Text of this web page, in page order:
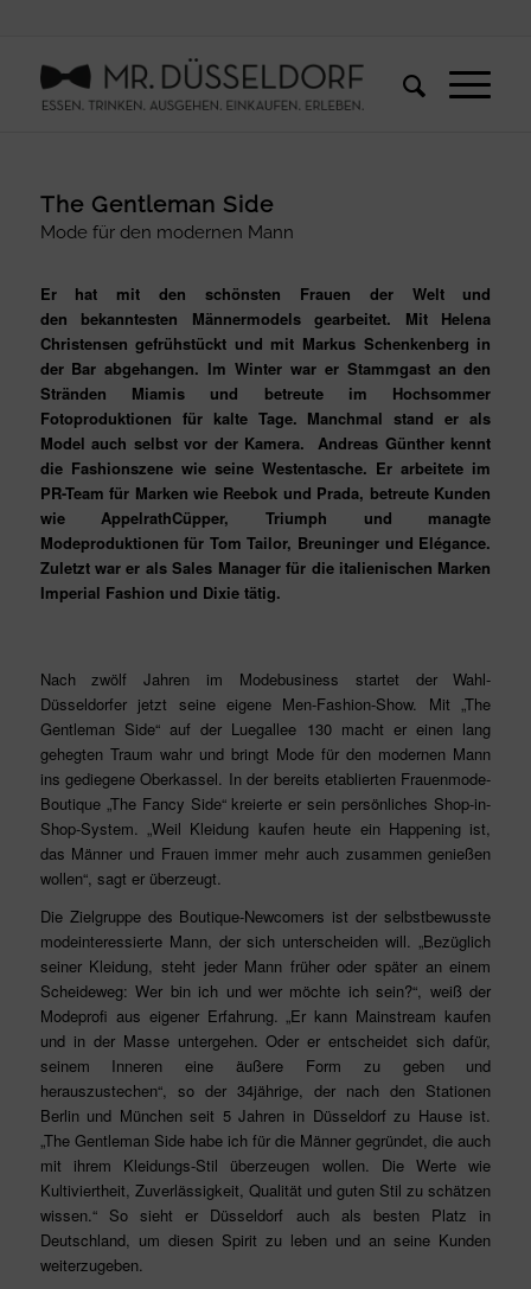
The Gentleman Side
Mode für den modernen Mann
Er hat mit den schönsten Frauen der Welt und
den bekanntesten Männermodels gearbeitet. Mit Helena
Christensen gefrühstückt und mit Markus Schenkenberg in
der Bar abgehangen. Im Winter war er Stammgast an den
Stränden Miamis und betreute im Hochsommer
Fotoproduktionen für kalte Tage. Manchmal stand er als
Model auch selbst vor der Kamera. Andreas Günther kennt
die Fashionszene wie seine Westentasche. Er arbeitete im
PR-Team für Marken wie Reebok und Prada, betreute Kunden
wie AppelrathCüpper, Triumph und managte
Modeproduktionen für Tom Tailor, Breuninger und Elégance.
Zuletzt war er als Sales Manager für die italienischen Marken
Imperial Fashion und Dixie tätig.
Nach zwölf Jahren im Modebusiness startet der Wahl-
Düsseldorfer jetzt seine eigene Men-Fashion-Show. Mit „The
Gentleman Side“ auf der Luegallee 130 macht er einen lang
gehegten Traum wahr und bringt Mode für den modernen Mann
ins gediegene Oberkassel. In der bereits etablierten Frauenmode-
Boutique „The Fancy Side“ kreierte er sein persönliches Shop-in-
Shop-System. „Weil Kleidung kaufen heute ein Happening ist,
das Männer und Frauen immer mehr auch zusammen genießen
wollen“, sagt er überzeugt.
Die Zielgruppe des Boutique-Newcomers ist der selbstbewusste
modeinteressierte Mann, der sich unterscheiden will. „Bezüglich
seiner Kleidung, steht jeder Mann früher oder später an einem
Scheideweg: Wer bin ich und wer möchte ich sein?“, weiß der
Modeprofi aus eigener Erfahrung. „Er kann Mainstream kaufen
und in der Masse untergehen. Oder er entscheidet sich dafür,
seinem Inneren eine äußere Form zu geben und
herauszustechen“, so der 34jährige, der nach den Stationen
Berlin und München seit 5 Jahren in Düsseldorf zu Hause ist.
„The Gentleman Side habe ich für die Männer gegründet, die auch
mit ihrem Kleidungs-Stil überzeugen wollen. Die Werte wie
Kultiviertheit, Zuverlässigkeit, Qualität und guten Stil zu schätzen
wissen.“ So sieht er Düsseldorf auch als besten Platz in
Deutschland, um diesen Spirit zu leben und an seine Kunden
weiterzugeben.